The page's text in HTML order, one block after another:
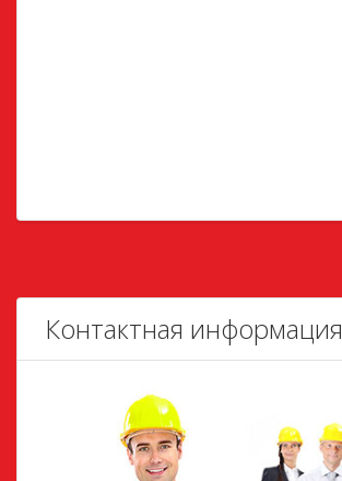
Контактная информация